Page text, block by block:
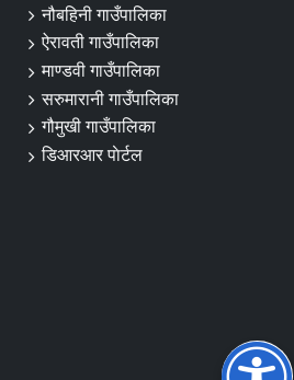
नौबहिनी गाउँपालिका
ऐरावती गाउँपालिका
माण्डवी गाउँपालिका
सरुमारानी गाउँपालिका
गौमुखी गाउँपालिका
डिआरआर पाेर्टल